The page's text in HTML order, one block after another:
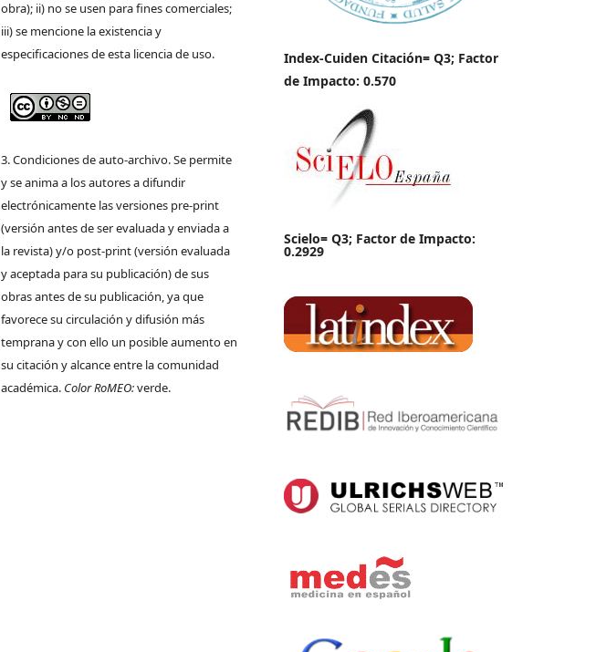
obra); ii) no se usen para fines comerciales;
iii) se mencione la existencia y
especificaciones de esta licencia de uso.
3. Condiciones de auto-archivo. Se permite
y se anima a los autores a difundir
electrónicamente las versiones pre-print
(versión antes de ser evaluada y enviada a
la revista) y/o post-print (versión evaluada
y aceptada para su publicación) de sus
obras antes de su publicación, ya que
favorece su circulación y difusión más
temprana y con ello un posible aumento en
su citación y alcance entre la comunidad
académica. Color RoMEO:verde.
Index-Cuiden Citación= Q3; Factor
de Impacto: 0.570
Scielo= Q3; Factor de Impacto:
0.2929